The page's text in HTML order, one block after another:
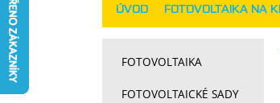
FOTOVOLTAIKA
FOTOVOLTAICKÉ SADY
ÚVOD FOTOVOLTAIKA NA